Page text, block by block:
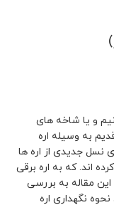
و یا شاخه های
به وسیله اره
جدیدی از اره ها
اند. که به اره برقی
مقاله به بررسی
نگهداری اره